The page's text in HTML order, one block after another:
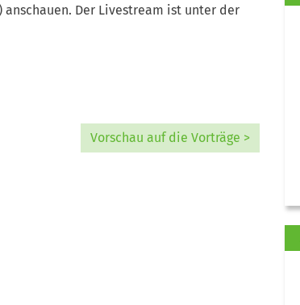
anschauen. Der Livestream ist unter der
Vorschau auf die Vorträge >